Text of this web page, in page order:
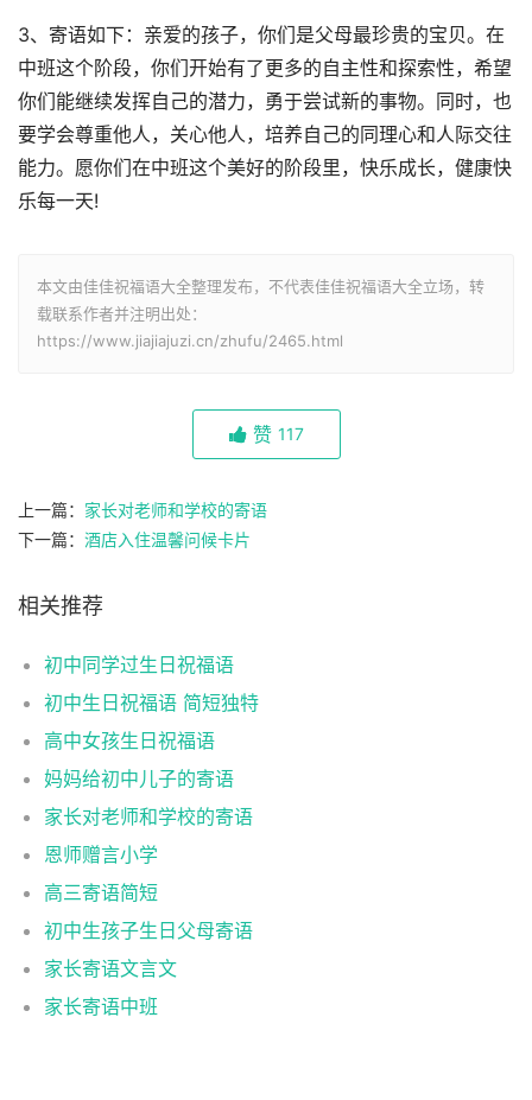
3、寄语如下：亲爱的孩子，你们是父母最珍贵的宝贝。在
中班这个阶段，你们开始有了更多的自主性和探索性，希望
你们能继续发挥自己的潜力，勇于尝试新的事物。同时，也
要学会尊重他人，关心他人，培养自己的同理心和人际交往
能力。愿你们在中班这个美好的阶段里，快乐成长，健康快
乐每一天!
本文由佳佳祝福语大全整理发布，不代表佳佳祝福语大全立场，转
载联系作者并注明出处：
https://www.jiajiajuzi.cn/zhufu/2465.html
赞 117
上一篇： 家长对老师和学校的寄语
下一篇： 酒店入住温馨问候卡片
相关推荐
初中同学过生日祝福语
初中生日祝福语 简短独特
高中女孩生日祝福语
妈妈给初中儿子的寄语
家长对老师和学校的寄语
恩师赠言小学
高三寄语简短
初中生孩子生日父母寄语
家长寄语文言文
家长寄语中班